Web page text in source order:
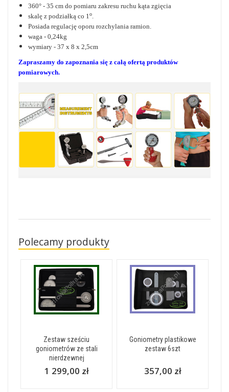
360° - 35 cm do pomiaru zakresu ruchu kąta zgięcia
skalę z podziałką co 1o.
Posiada regulację oporu rozchylania ramion.
waga - 0,24kg
wymiary - 37 x 8 x 2,5cm
Zapraszamy do zapoznania się z całą ofertą produktów
pomiarowych.
Polecamy produkty
Zestaw sześciu
goniometrów ze stali
nierdzewnej
1 299,00 zł
Goniometry plastikowe
zestaw 6szt
357,00 zł